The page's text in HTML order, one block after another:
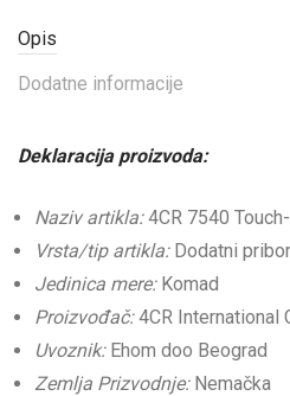
Opis
Dodatne informacije
Deklaracija proizvoda:
Naziv artikla:4CR 7540
Vrsta/tip artikla:Dodatni
Jedinica mere:Komad
Proizvođač:4CR International
Uvoznik:Ehom doo Beograd
Zemlja Prizvodnje:Nemačka